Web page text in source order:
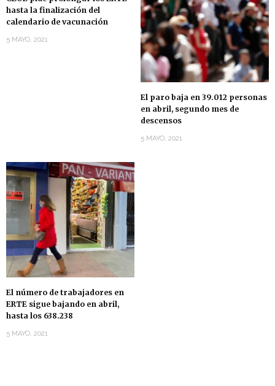
hasta la finalización del
calendario de vacunación
5 MAYO, 2021
El paro baja en 39.012 personas
en abril, segundo mes de
descensos
5 MAYO, 2021
El número de trabajadores en
ERTE sigue bajando en abril,
hasta los 638.238
5 MAYO, 2021